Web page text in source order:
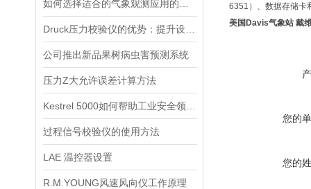
公司推出新品果树病虫害预测系统
压力Z大允许误差计算方法
过程信号校验仪的使用方法
LAE 温控器设置
R.M.YOUNG风速风向仪工作原理
6351）、数据存储卡
美国Davis气象站 戴
您的
您的